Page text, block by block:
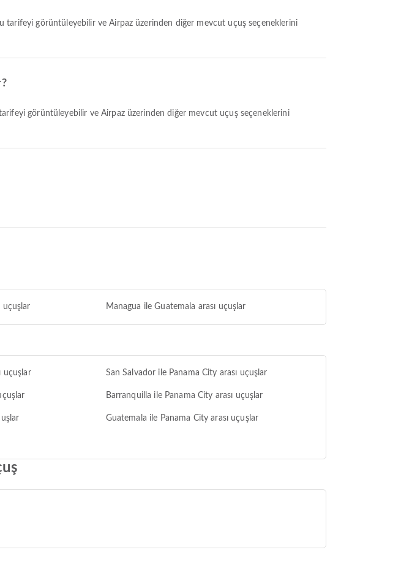
uçuşlar Managua ile Guatemala arası uçuşlar
uçuşlar San Salvador ile Panama City arası uçuşlar
Barranquilla ile Panama City arası uçuşlar
Guatemala ile Panama City arası uçuşlar